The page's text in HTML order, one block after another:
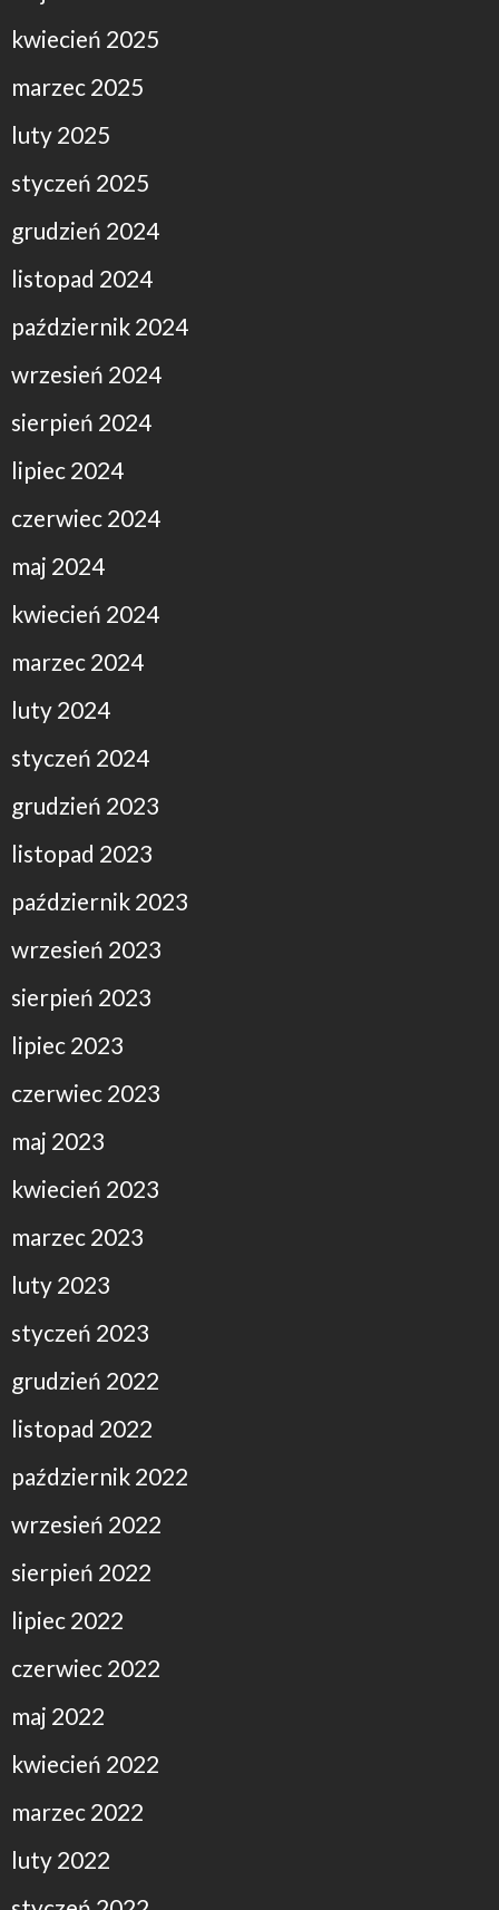
kwiecień 2025
marzec 2025
luty 2025
styczeń 2025
grudzień 2024
listopad 2024
październik 2024
wrzesień 2024
sierpień 2024
lipiec 2024
czerwiec 2024
maj 2024
kwiecień 2024
marzec 2024
luty 2024
styczeń 2024
grudzień 2023
listopad 2023
październik 2023
wrzesień 2023
sierpień 2023
lipiec 2023
czerwiec 2023
maj 2023
kwiecień 2023
marzec 2023
luty 2023
styczeń 2023
grudzień 2022
listopad 2022
październik 2022
wrzesień 2022
sierpień 2022
lipiec 2022
czerwiec 2022
maj 2022
kwiecień 2022
marzec 2022
luty 2022